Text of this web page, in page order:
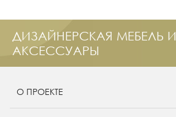
ДИЗАЙНЕРСКАЯ МЕБЕЛЬ И
АКСЕССУАРЫ
О ПРОЕКТЕ